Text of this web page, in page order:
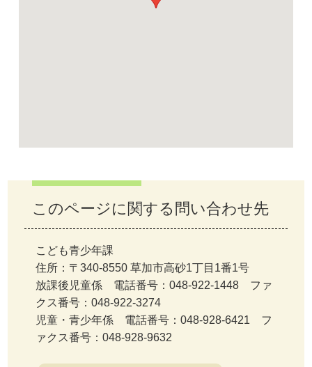
このページに関する問い合わせ先
こども青少年課
住所：〒340-8550 草加市高砂1丁目1番1号
放課後児童係 電話番号：048-922-1448 ファ
クス番号：048-922-3274
児童・青少年係 電話番号：048-928-6421 フ
ァクス番号：048-928-9632